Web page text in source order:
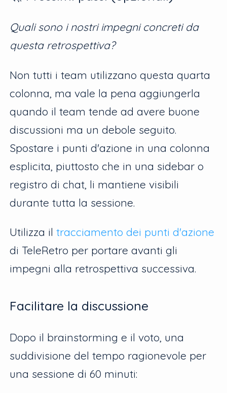
Quali sono i nostri impegni concreti da
questa retrospettiva?
Non tutti i team utilizzano questa quarta
colonna, ma vale la pena aggiungerla
quando il team tende ad avere buone
discussioni ma un debole seguito.
Spostare i punti d'azione in una colonna
esplicita, piuttosto che in una sidebar o
registro di chat, li mantiene visibili
durante tutta la sessione.
Utilizza iltracciamento dei punti d'azione
di TeleRetro per portare avanti gli
impegni alla retrospettiva successiva.
Facilitare la discussione
Dopo il brainstorming e il voto, una
suddivisione del tempo ragionevole per
una sessione di 60 minuti: